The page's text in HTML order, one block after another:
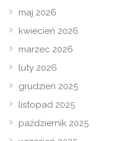
maj 2026
kwiecień 2026
marzec 2026
luty 2026
grudzień 2025
listopad 2025
październik 2025